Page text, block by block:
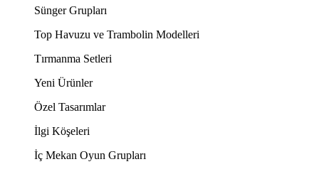
Sünger Grupları
Top Havuzu ve Trambolin Modelleri
Tırmanma Setleri
Yeni Ürünler
Özel Tasarımlar
İlgi Köşeleri
İç Mekan Oyun Grupları